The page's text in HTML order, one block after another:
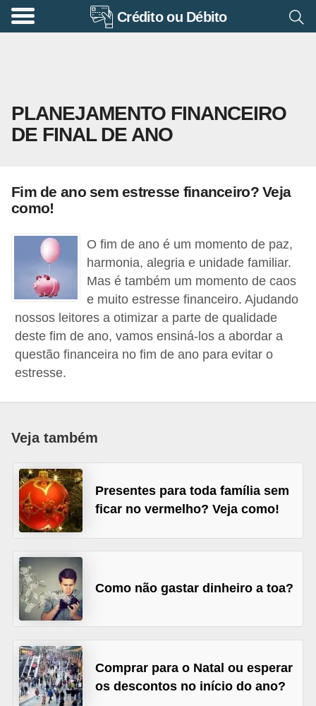
Crédito ou Débito
PLANEJAMENTO FINANCEIRO
DE FINAL DE ANO
Fim de ano sem estresse financeiro? Veja
como!
O fim de ano é um momento de paz,
harmonia, alegria e unidade familiar.
Mas é também um momento de caos
e muito estresse financeiro. Ajudando
nossos leitores a otimizar a parte de qualidade
deste fim de ano, vamos ensiná-los a abordar a
questão financeira no fim de ano para evitar o
estresse.
Veja também
Presentes para toda família sem
ficar no vermelho? Veja como!
Como não gastar dinheiro a toa?
Comprar para o Natal ou esperar
os descontos no início do ano?
A
e
n
d
a
B
a
n
c
e
n
s
t
t
u
i
õ
e
s